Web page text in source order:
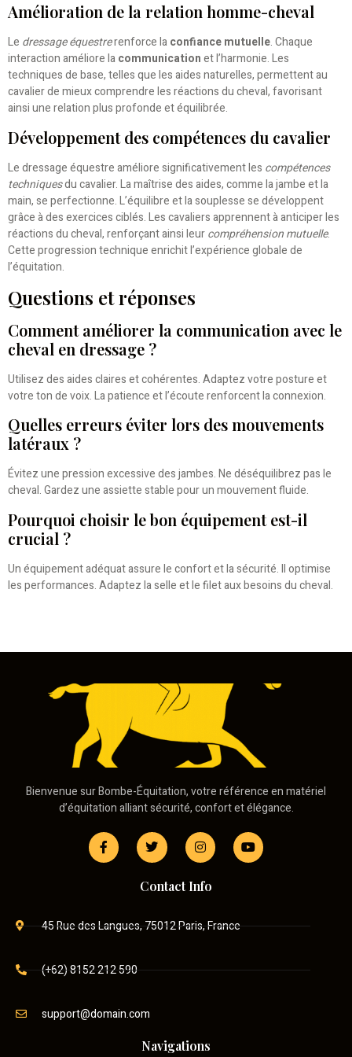
Amélioration de la relation homme-cheval
Le dressage équestrerenforce laconfiance mutuelle. Chaque
interaction améliore lacommunicationet l’harmonie. Les
techniques de base, telles que les aides naturelles, permettent au
cavalier de mieux comprendre les réactions du cheval, favorisant
ainsi une relation plus profonde et équilibrée.
Développement des compétences du cavalier
Le dressage équestre améliore significativement les compétences
techniquesdu cavalier. La maîtrise des aides, comme la jambe et la
main, se perfectionne. L’équilibre et la souplesse se développent
grâce à des exercices ciblés. Les cavaliers apprennent à anticiper les
réactions du cheval, renforçant ainsi leurcompréhension mutuelle.
Cette progression technique enrichit l’expérience globale de
l’équitation.
Questions et réponses
Comment améliorer la communication avec le
cheval en dressage ?
Utilisez des aides claires et cohérentes. Adaptez votre posture et
votre ton de voix. La patience et l’écoute renforcent la connexion.
Quelles erreurs éviter lors des mouvements
latéraux ?
Évitez une pression excessive des jambes. Ne déséquilibrez pas le
cheval. Gardez une assiette stable pour un mouvement fluide.
Pourquoi choisir le bon équipement est-il
crucial ?
Un équipement adéquat assure le confort et la sécurité. Il optimise
les performances. Adaptez la selle et le filet aux besoins du cheval.
Bienvenue sur Bombe-Équitation, votre référence en matériel
d’équitation alliant sécurité, confort et élégance.
Contact Info
45 Rue des Langues, 75012 Paris, France
(+62) 8152 212 590
support@domain.com
Navigations